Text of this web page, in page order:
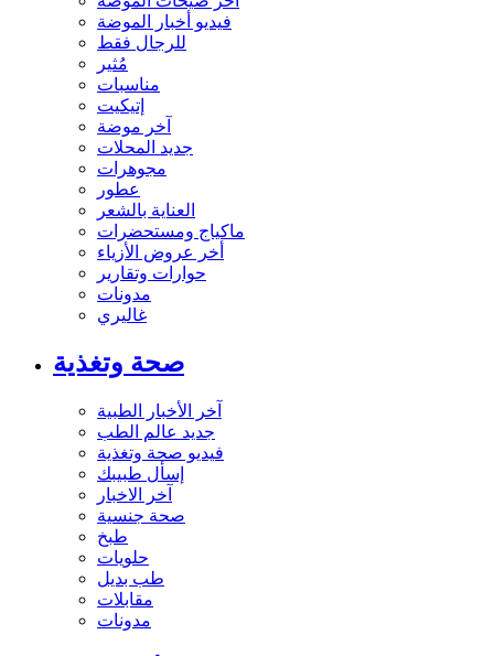
فيديو أخبار الموضة
للرجال فقط
مُثير
مناسبات
إتيكيت
آخر موضة
جديد المحلات
مجوهرات
عطور
العناية بالشعر
ماكياج ومستحضرات
أخر عروض الأزياء
حوارات وتقارير
مدونات
غاليري
صحة وتغذية
آخر الأخبار الطبية
جديد عالم الطب
فيديو صحة وتغذية
إسأل طبيبك
آخر الاخبار
صحة جنسية
طبخ
حلويات
طب بديل
مقابلات
مدونات